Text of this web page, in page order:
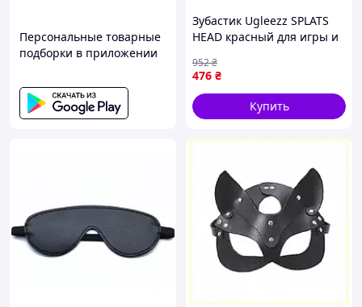
Комплектация:
Наручники для рук
Наручники для ног
Маска на глаза
Шлёпалка в виде кошачьей лапки
Персональные товарные
подборки в приложении
Зубастик Ugleezz SPLATS
HEAD красный для игры и
головой и уникальными
выражениями.
476 ₴
952₴
Купить